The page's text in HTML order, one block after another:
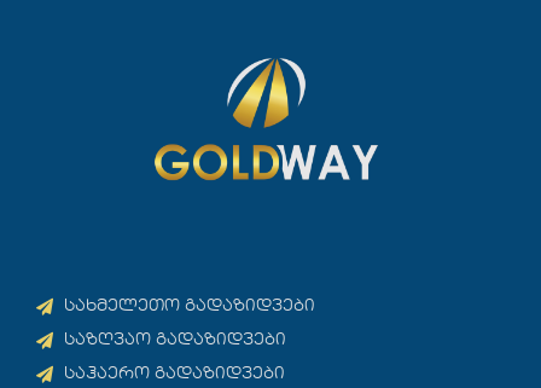
სახმელეთო გადაზიდვები
საზღვაო გადაზიდვები
საჰაერო გადაზიდვები